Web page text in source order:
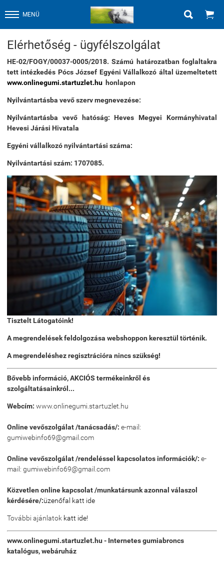
MENÜ  
Elérhetőség - ügyfélszolgálat
HE-02/FOGY/00037-0005/2018. Számú határozatban foglaltakra
tett intézkedés Pócs József Egyéni Vállalkozó által üzemeltetett
www.onlinegumi.startuzlet.hu honlapon
Nyilvántartásba vevő szerv megnevezése:
Nyilvántartásba vevő hatóság: Heves Megyei Kormányhivatal
Hevesi Járási Hivatala
Egyéni vállalkozó nyilvántartási száma:
Nyilvántartási szám: 1707085.
Tisztelt Látogatóink!
A megrendelések feldolgozása webshoppon keresztül történik.
A megrendeléshez regisztrációra nincs szükség!
Bővebb információ, AKCIÓS termékeinkről és
szolgáltatásainkról...
Webcím: www.onlinegumi.startuzlet.hu
Online vevőszolgálat /tanácsadás/: e-mail:
gumiwebinfo69@gmail.com
Online vevőszolgálat /rendeléssel kapcsolatos információk/: e-
mail: gumiwebinfo69@gmail.com
Közvetlen online kapcsolat /munkatársunk azonnal válaszol
kérdésére/:üzenőfal katt ide
További ajánlatok katt ide!
www.onlinegumi.startuzlet.hu - Internetes gumiabroncs
katalógus, webáruház